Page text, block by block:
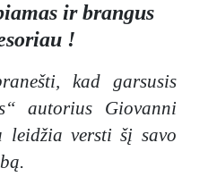
ir brangus
!
kad garsusis
autorius Giovanni
versti šį savo